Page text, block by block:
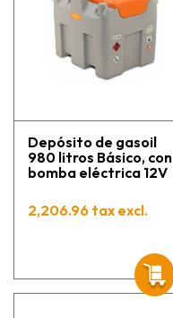
Depósito de gasoil
980 litros Básico, con
bomba eléctrica 12V
2,206.96 tax excl.